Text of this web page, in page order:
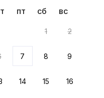
пт сб вс
1 2
7 8 9
14 15 16
вариант из результатов